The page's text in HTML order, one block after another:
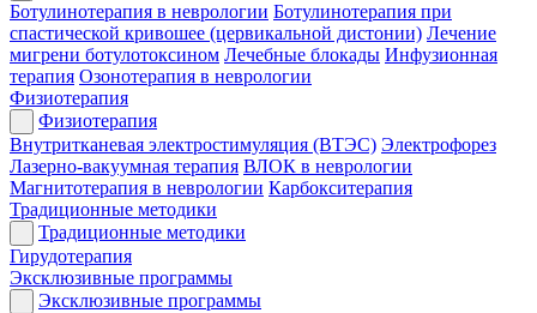
Ботулинотерапия в неврологии Ботулинотерапия при
спастической кривошее (цервикальной дистонии) Лечение
мигрени ботулотоксином Лечебные блокады Инфузионная
терапия Озонотерапия в неврологии
Физиотерапия
Физиотерапия
Внутритканевая электростимуляция (ВТЭС) Электрофорез
Лазерно-вакуумная терапия ВЛОК в неврологии
Магнитотерапия в неврологии Карбокситерапия
Традиционные методики
Традиционные методики
Гирудотерапия
Эксклюзивные программы
Эксклюзивные программы